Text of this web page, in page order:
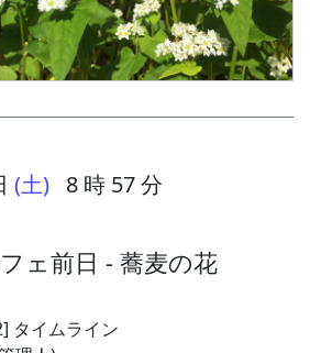
(土) 8 時 57 分
ェ前日 - 蕎麦の花
タイムライン